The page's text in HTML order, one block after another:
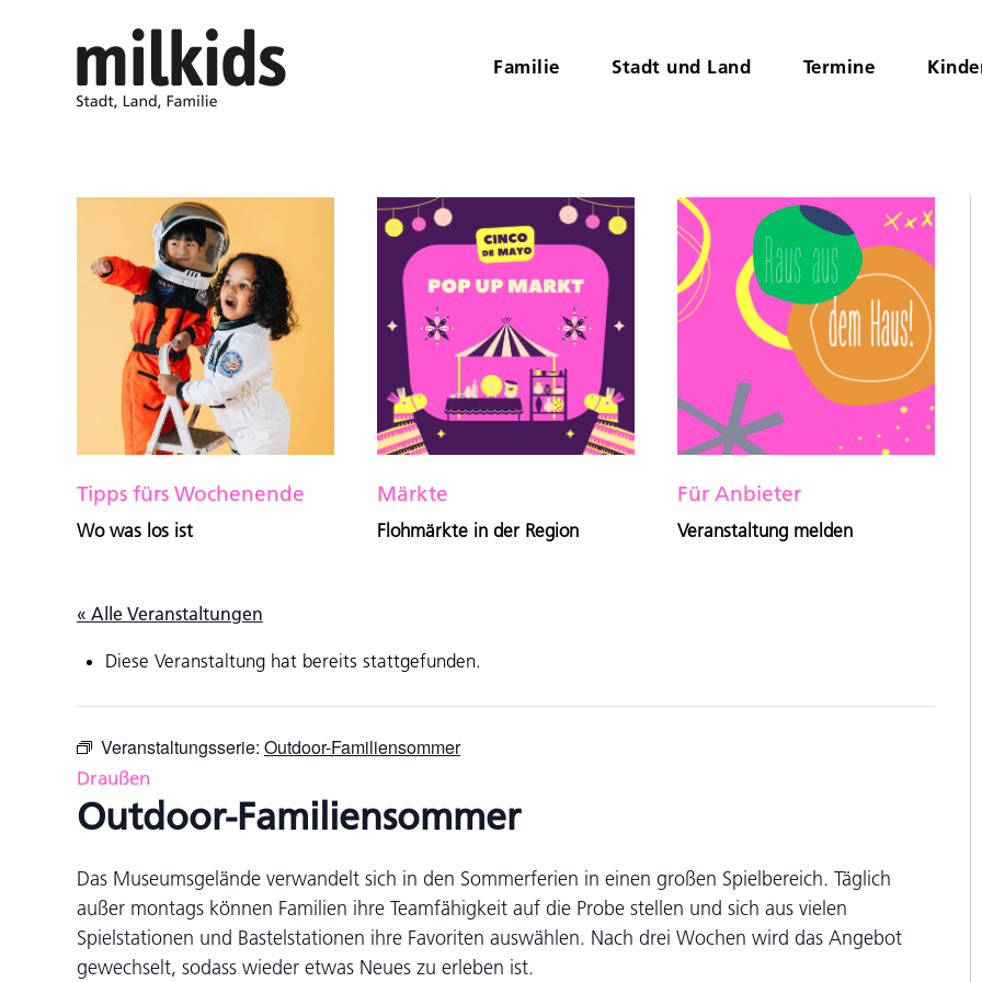
Familie Stadt und Land Termine
Tipps fürs Wochenende
Wo was los ist
Märkte
Flohmärkte in der Region
Für Anbieter
Veranstaltung melden
« Alle Veranstaltungen
Diese Veranstaltung hat bereits stattgefunden.
Veranstaltungsserie: Outdoor-Familiensommer
Draußen
Outdoor-Familiensommer
Das Museumsgelände verwandelt sich in den Sommerferien in einen großen Spielbereich. Täglich
außer montags können Familien ihre Teamfähigkeit auf die Probe stellen und sich aus vielen
Spielstationen und Bastelstationen ihre Favoriten auswählen. Nach drei Wochen wird das Angebot
gewechselt, sodass wieder etwas Neues zu erleben ist.